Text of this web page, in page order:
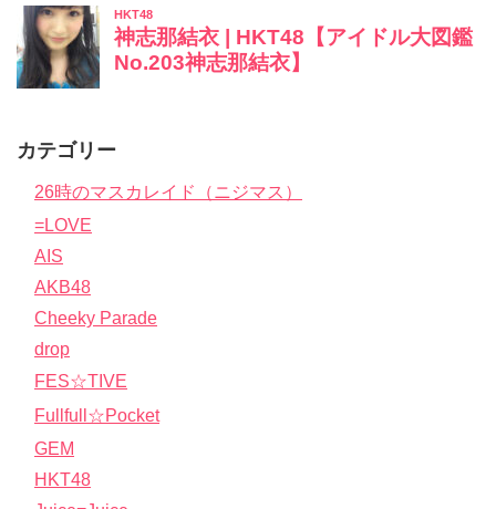
カテゴリー
26時のマスカレイド（ニジマス）
=LOVE
AIS
AKB48
Cheeky Parade
drop
FES☆TIVE
Fullfull☆Pocket
GEM
HKT48